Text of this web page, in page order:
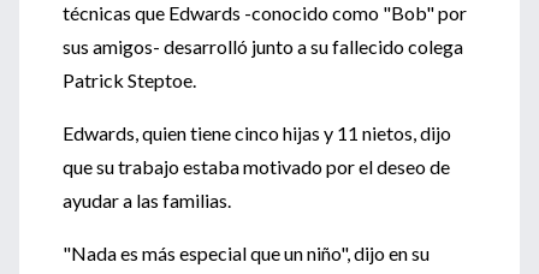
técnicas que Edwards -conocido como "Bob" por
sus amigos- desarrolló junto a su fallecido colega
Patrick Steptoe.
Edwards, quien tiene cinco hijas y 11 nietos, dijo
que su trabajo estaba motivado por el deseo de
ayudar a las familias.
"Nada es más especial que un niño", dijo en su